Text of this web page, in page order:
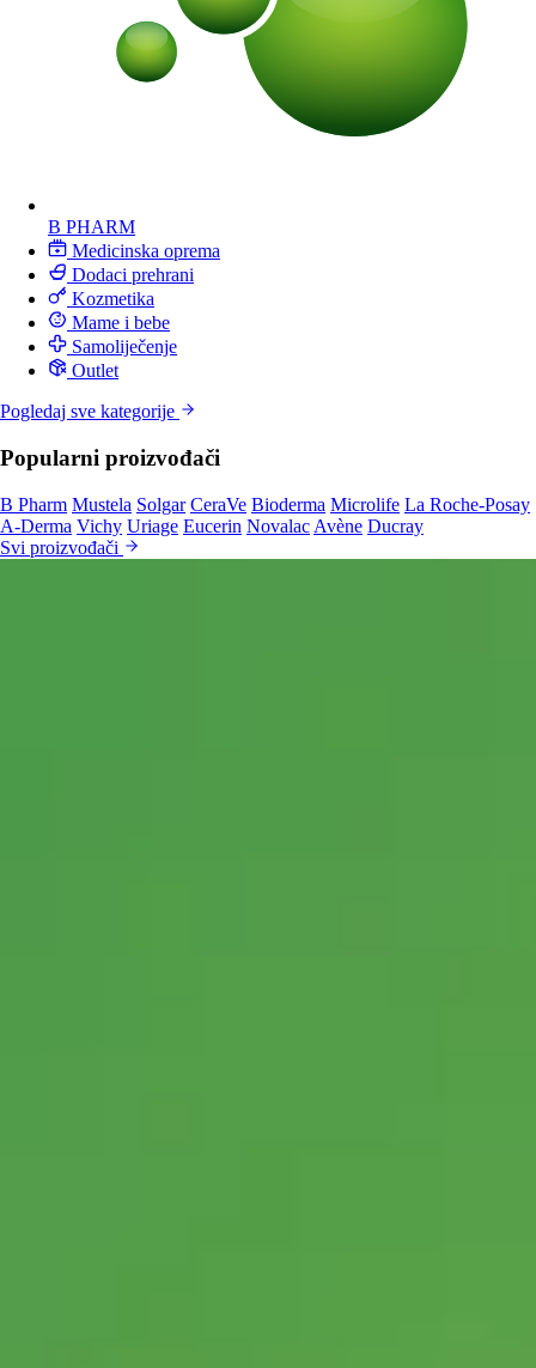
B PHARM
Medicinska oprema
Dodaci prehrani
Kozmetika
Mame i bebe
Samoliječenje
Outlet
Pogledaj sve kategorije
Popularni proizvođači
B Pharm Mustela Solgar CeraVe Bioderma Microlife La Roche-Posay
A-Derma Vichy Uriage Eucerin Novalac Avène Ducray
Svi proizvođači